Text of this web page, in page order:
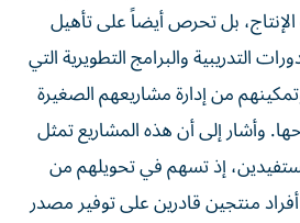
بل تحرص أيضاً على تأهيل
التدريبية والبرامج التطويرية التي
من إدارة مشاريعهم الصغيرة
وأشار إلى أن هذه المشاريع تمثل
إذ تسهم في تحويلهم من
منتجين قادرين على توفير مصدر